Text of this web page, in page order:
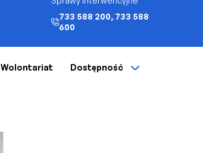
733 588 200, 733 588
600
Wolontariat Dostępność